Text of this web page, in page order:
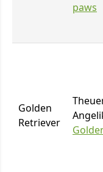
paws
Golden
Retriever